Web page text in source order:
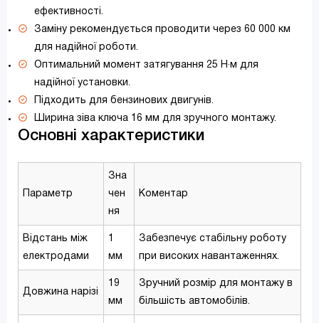
ефективності.
Заміну рекомендується проводити через 60 000 км
для надійної роботи.
Оптимальний момент затягування 25 Н·м для
надійної установки.
Підходить для бензинових двигунів.
Ширина зіва ключа 16 мм для зручного монтажу.
Основні характеристики
Параметр
Зна
чен
ня
Коментар
Відстань між
електродами
1
мм
Забезпечує стабільну роботу
при високих навантаженнях.
Довжина нарізі
19
мм
Зручний розмір для монтажу в
більшість автомобілів.